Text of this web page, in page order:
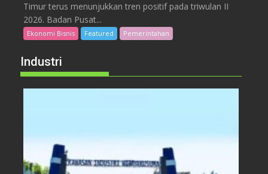
Timur terus menunjukkan tren positif pada triwulan II
2026. Badan Pusat...
Ekonomi Bisnis Featured Pemerintahan
Industri